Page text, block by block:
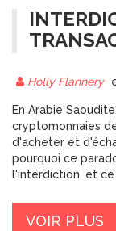
Holly Flannery
En Arabie
cryptomonnaies
d'acheter et
pourquoi ce
l'interdiction, et
VOIR PLUS